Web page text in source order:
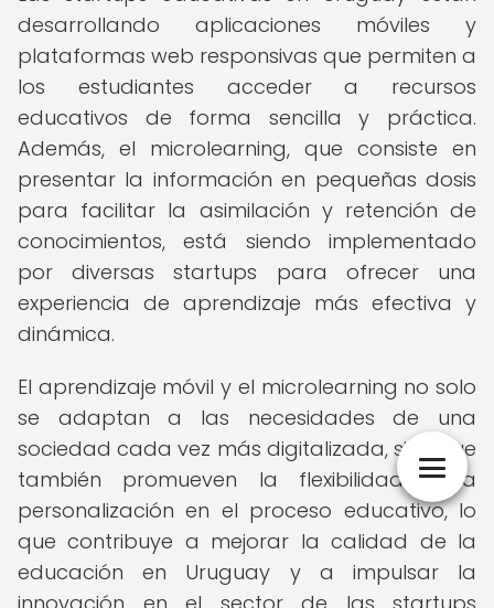
desarrollando aplicaciones móviles y
plataformas web responsivas que permiten a
los estudiantes acceder a recursos
educativos de forma sencilla y práctica.
Además, el microlearning, que consiste en
presentar la información en pequeñas dosis
para facilitar la asimilación y retención de
conocimientos, está siendo implementado
por diversas startups para ofrecer una
experiencia de aprendizaje más efectiva y
dinámica.
El aprendizaje móvil y el microlearning no solo
se adaptan a las necesidades de una
sociedad cada vez más digitalizada, sino que
también promueven la flexibilidad y la
personalización en el proceso educativo, lo
que contribuye a mejorar la calidad de la
educación en Uruguay y a impulsar la